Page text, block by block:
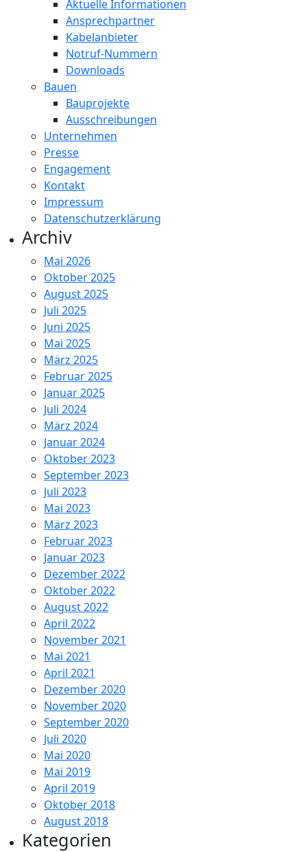
Aktuelle Informationen
Ansprechpartner
Kabelanbieter
Notruf-Nummern
Downloads
Bauen
Bauprojekte
Ausschreibungen
Unternehmen
Presse
Engagement
Kontakt
Impressum
Datenschutzerklärung
Archiv
Mai 2026
Oktober 2025
August 2025
Juli 2025
Juni 2025
Mai 2025
März 2025
Februar 2025
Januar 2025
Juli 2024
März 2024
Januar 2024
Oktober 2023
September 2023
Juli 2023
Mai 2023
März 2023
Februar 2023
Januar 2023
Dezember 2022
Oktober 2022
August 2022
April 2022
November 2021
Mai 2021
April 2021
Dezember 2020
November 2020
September 2020
Juli 2020
Mai 2020
Mai 2019
April 2019
Oktober 2018
August 2018
Kategorien